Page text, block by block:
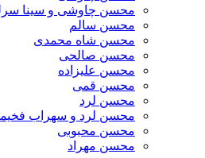
محسن چاوشی و سینا
محسن سالم
محسن شاه محمدی
محسن صالحی
محسن علیزاده
محسن قمی
محسن لرد
محسن لرد و سهراب
محسن محبوبی
محسن مهراد